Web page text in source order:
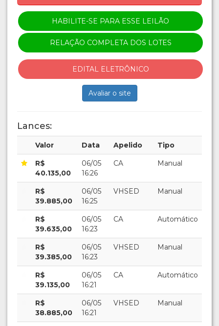
HABILITE-SE PARA ESSE LEILÃO
RELAÇÃO COMPLETA DOS LOTES
EDITAL ELETRÔNICO
Avaliar o site
Lances:
Valor Data Apelido Tipo
R$
40.135,00
06/05
16:26
CA Manual
R$
39.885,00
06/05
16:25
VHSED Manual
R$
39.635,00
06/05
16:23
CA Automático
R$
39.385,00
06/05
16:23
VHSED Manual
R$
39.135,00
06/05
16:21
CA Automático
R$
38.885,00
06/05
16:21
VHSED Manual